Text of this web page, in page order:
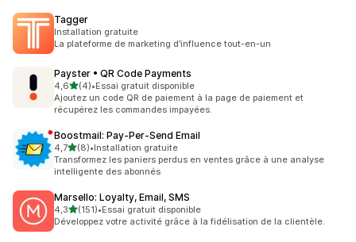
Tagger
Installation gratuite
La plateforme de marketing d’influence tout-en-un
Payster • QR Code Payments
4,6étoile(s) sur 5
(4)
4 avis au total
•Essai gratuit disponible
Ajoutez un code QR de paiement à la page de paiement et
récupérez les commandes impayées.
Boostmail: Pay‑Per‑Send Email
4,7étoile(s) sur 5
(8)
8 avis au total
•Installation gratuite
Transformez les paniers perdus en ventes grâce à une analyse
intelligente des abonnés
Marsello: Loyalty, Email, SMS
4,3étoile(s) sur 5
(151)
151 avis au total
•Essai gratuit disponible
Développez votre activité grâce à la fidélisation de la clientèle.